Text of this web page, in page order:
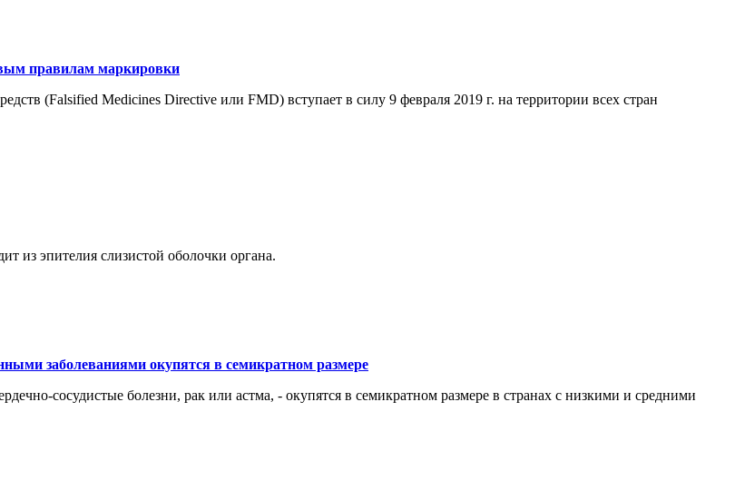
правилам маркировки
(Falsified Medicines Directive или FMD) вступает в силу 9 февраля 2019 г. на территории всех стран
из эпителия слизистой оболочки органа.
заболеваниями окупятся в семикратном размере
сосудистые болезни, рак или астма, - окупятся в семикратном размере в странах с низкими и средними